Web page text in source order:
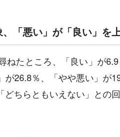
「悪い」が「良い」を
ねたところ、「良い」が
が26.8％、「やや悪い」が
どちらともいえない」との